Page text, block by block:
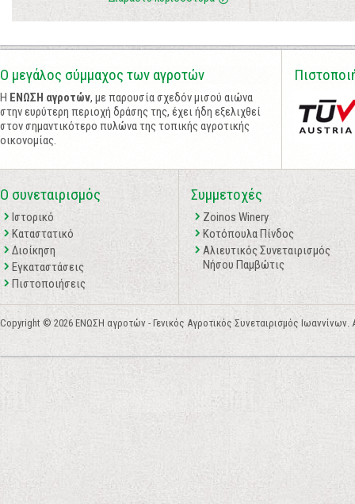
Ο μεγάλος σύμμαχος των αγροτών
Η ΕΝΩΣΗ αγροτών, με παρουσία σχεδόν μισού αιώνα
στην ευρύτερη περιοχή δράσης της, έχει ήδη εξελιχθεί
στον σημαντικότερο πυλώνα της τοπικής αγροτικής
οικονομίας.
Ο συνεταιρισμός
Ιστορικό
Καταστατικό
Διοίκηση
Εγκαταστάσεις
Πιστοποιήσεις
Συμμετοχές
Zoinos Winery
Κοτόπουλα Πίνδος
Αλιευτικός Συνεταιρισμός
Νήσου Παμβώτις
Copyright © 2026 ΕΝΩΣΗ αγροτών - Γενικός Αγροτικός Συνεταιρισμός